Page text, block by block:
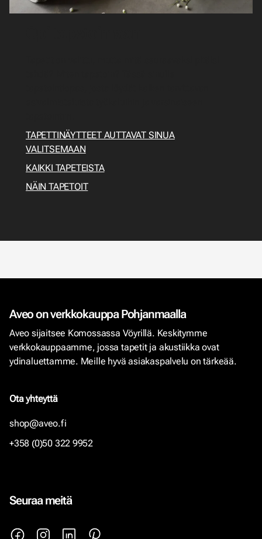
TAPETTINÄYTTEET AUTTAVAT SINUA
VALITSEMAAN
KAIKKI TAPETEISTA
NÄIN TAPETOIT
Aveo on verkkokauppa Pohjanmaalla
Aveo sijaitsee Komossassa Vöyrillä. Keskitymme
verkkokauppaamme, jossa tapetit ja akustiikka ovat
ydinaluettamme. Meille hyvä asiakaspalvelu on tärkeää.
Ota yhteyttä
shop@aveo.fi
+358 (0)50 322 9952
Seuraa meitä